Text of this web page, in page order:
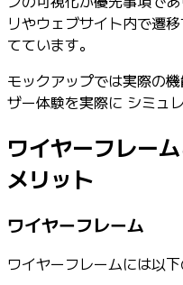
リやウェブサイト内で遷
てています。
モックアップでは実際の
ザー体験を実際に シミュ
ワイヤーフレー
メリット
ワイヤーフレーム
ワイヤーフレームには以